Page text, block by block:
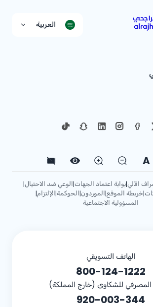
العربية
A
الآلي|بوابة اعتماد الجهات|الوعي ضد الاحتيال|
|خريطة الموقع|الموردون|الحوكمة|الإلتزام|
المسؤولية الاجتماعية
الهاتف التسويقي
800-124-1222
المصرفي للشكاوى (خارج المملكة)
920-003-344